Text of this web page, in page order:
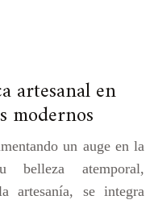
artesanal en
modernos
un auge en la
belleza atemporal,
artesanía, se integra